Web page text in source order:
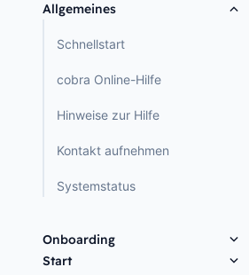
Allgemeines
Schnellstart
cobra Online-Hilfe
Hinweise zur Hilfe
Kontakt aufnehmen
Systemstatus
Onboarding
Start